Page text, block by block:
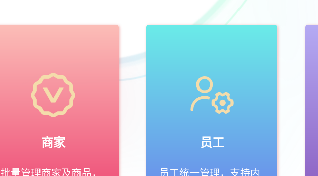
商家
批量管理商家及商品，
员工
员工统一管理，支持内